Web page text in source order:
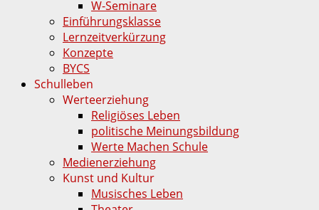
W-Seminare
Einführungsklasse
Lernzeitverkürzung
Konzepte
BYCS
Schulleben
Werteerziehung
Religiöses Leben
politische Meinungsbildung
Werte Machen Schule
Medienerziehung
Kunst und Kultur
Musisches Leben